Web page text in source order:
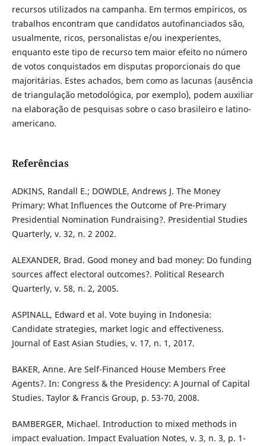
recursos utilizados na campanha. Em termos empíricos, os
trabalhos encontram que candidatos autofinanciados são,
usualmente, ricos, personalistas e/ou inexperientes,
enquanto este tipo de recurso tem maior efeito no número
de votos conquistados em disputas proporcionais do que
majoritárias. Estes achados, bem como as lacunas (ausência
de triangulação metodológica, por exemplo), podem auxiliar
na elaboração de pesquisas sobre o caso brasileiro e latino-
americano.
Referências
ADKINS, Randall E.; DOWDLE, Andrews J. The Money
Primary: What Influences the Outcome of Pre-Primary
Presidential Nomination Fundraising?. Presidential Studies
Quarterly, v. 32, n. 2 2002.
ALEXANDER, Brad. Good money and bad money: Do funding
sources affect electoral outcomes?. Political Research
Quarterly, v. 58, n. 2, 2005.
ASPINALL, Edward et al. Vote buying in Indonesia:
Candidate strategies, market logic and effectiveness.
Journal of East Asian Studies, v. 17, n. 1, 2017.
BAKER, Anne. Are Self-Financed House Members Free
Agents?. In: Congress & the Presidency: A Journal of Capital
Studies. Taylor & Francis Group, p. 53-70, 2008.
BAMBERGER, Michael. Introduction to mixed methods in
impact evaluation. Impact Evaluation Notes, v. 3, n. 3, p. 1-